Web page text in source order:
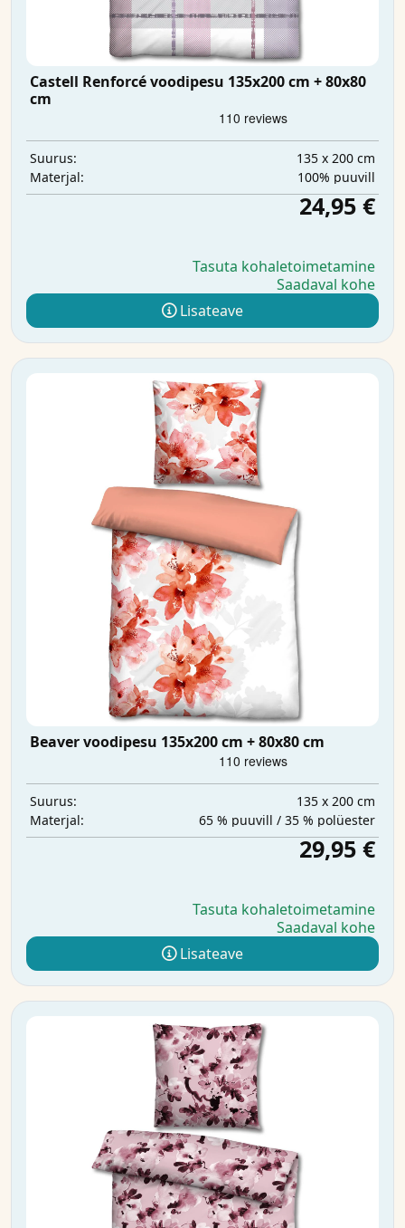
Castell Renforcé voodipesu 135x200 cm + 80x80
cm
Suurus:
135 x 200 cm
Materjal:
100% puuvill
24,95 €
Tasuta kohaletoimetamine
Saadaval kohe
Lisateave
Beaver voodipesu 135x200 cm + 80x80 cm
Suurus:
135 x 200 cm
Materjal:
65 % puuvill / 35 % polüester
29,95 €
Tasuta kohaletoimetamine
Saadaval kohe
Lisateave